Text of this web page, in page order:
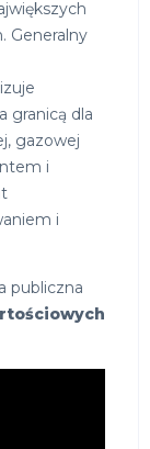
Generalny
granicą dla
gazowej
i
i
publiczna